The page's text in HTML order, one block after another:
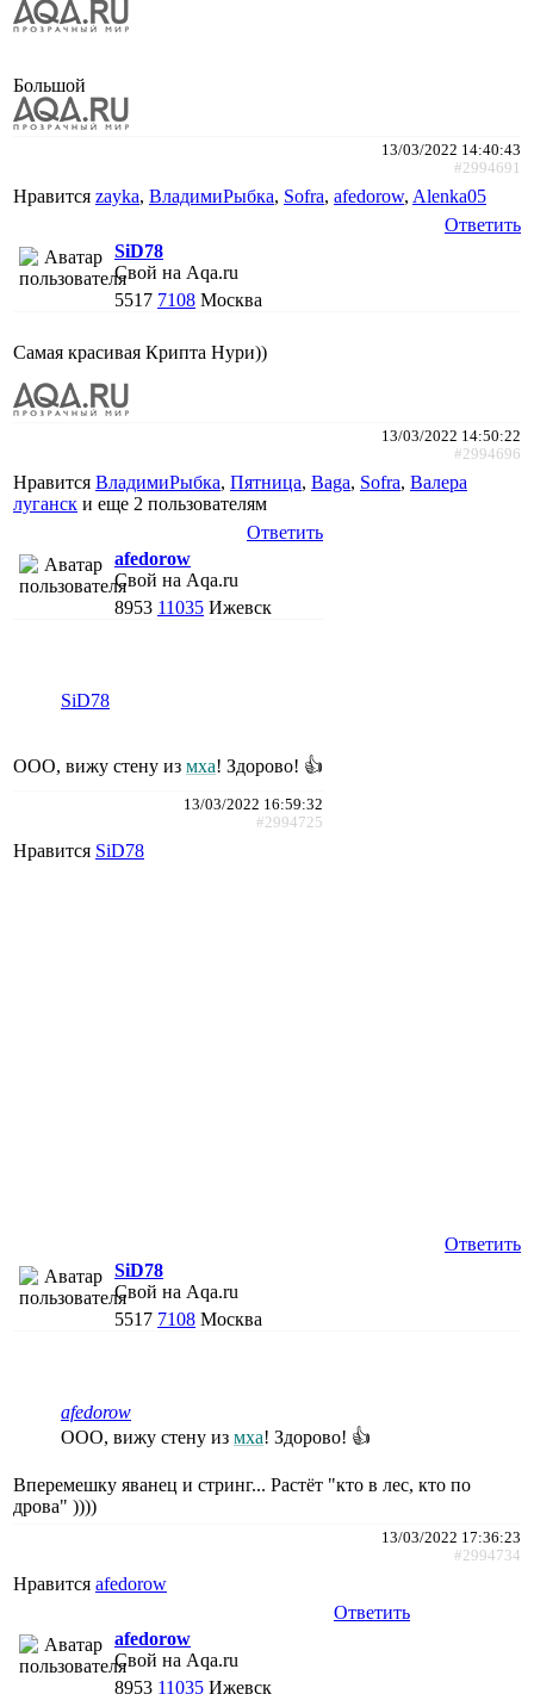
Большой
13/03/2022 14:40:43
#2994691
Нравится zayka, ВладимиРыбка, Sofra, afedorow, Alenka05
Ответить
SiD78
Свой на Aqa.ru
5517 7108 Москва
Самая красивая Крипта Нури))
13/03/2022 14:50:22
#2994696
Нравится ВладимиРыбка, Пятница, Baga, Sofra, Валера
луганск и еще 2 пользователям
Ответить
afedorow
Свой на Aqa.ru
8953 11035 Ижевск
SiD78
ООО, вижу стену из мха! Здорово! 👍
13/03/2022 16:59:32
#2994725
Нравится SiD78
Ответить
SiD78
Свой на Aqa.ru
5517 7108 Москва
afedorow
ООО, вижу стену из мха! Здорово! 👍
Вперемешку яванец и стринг... Растёт "кто в лес, кто по
дрова" ))))
13/03/2022 17:36:23
#2994734
Нравится afedorow
Ответить
afedorow
Свой на Aqa.ru
8953 11035 Ижевск